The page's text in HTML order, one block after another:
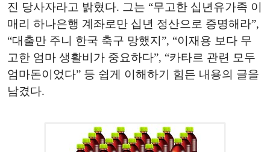
진 당사자라고 밝혔다. 그는 “무고한 십년유가족 이
매리 하나은행 계좌로만 십년 정산으로 증명해라”,
“대출만 주니 한국 축구 망했지”, “이재용 보다 무
고한 엄마 생활비가 중요하다”, “카타르 관련 모두
엄마돈이었다” 등 쉽게 이해하기 힘든 내용의 글을
남겼다.